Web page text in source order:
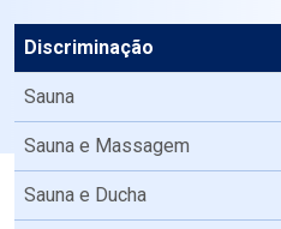
Discriminação
Sauna
Sauna e Massagem
Sauna e Ducha